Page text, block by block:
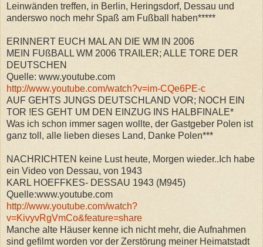
Leinwänden treffen, in Berlin, Heringsdorf, Dessau und
anderswo noch mehr Spaß am Fußball haben*****
ERINNERT EUCH MAL AN DIE WM IN 2006
MEIN FUßBALL WM 2006 TRAILER; ALLE TORE DER
DEUTSCHEN
Quelle: www.youtube.com
http://www.youtube.com/watch?v=im-CQe6PE-c
AUF GEHTS JUNGS DEUTSCHLAND VOR; NOCH EIN
TOR !ES GEHT UM DEN EINZUG INS HALBFINALE*
Was ich schon immer sagen wollte, der Gastgeber Polen ist
ganz toll, alle lieben dieses Land, Danke Polen***
NACHRICHTEN keine Lust heute, Morgen wieder..Ich habe
ein Video von Dessau, von 1943
KARL HOEFFKES- DESSAU 1943 (M945)
Quelle:www.youtube.com
http://www.youtube.com/watch?
v=KivyvRgVmCo&feature=share
Manche alte Häuser kenne ich nicht mehr, die Aufnahmen
sind gefilmt worden vor der Zerstörung meiner Heimatstadt